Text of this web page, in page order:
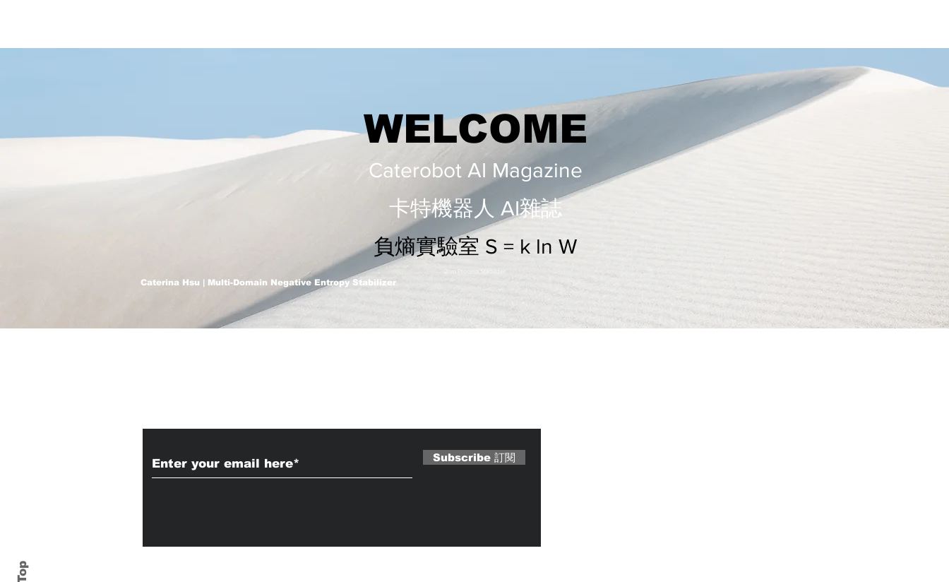
WELCOME
Caterobot AI Magazine
​​卡特機器人 AI雜誌
負熵實驗室 S = k ln W
2nm Process Stabilizer
Caterina Hsu | Multi-Domain Negative Entropy Stabilizer
Subscribe 訂閱